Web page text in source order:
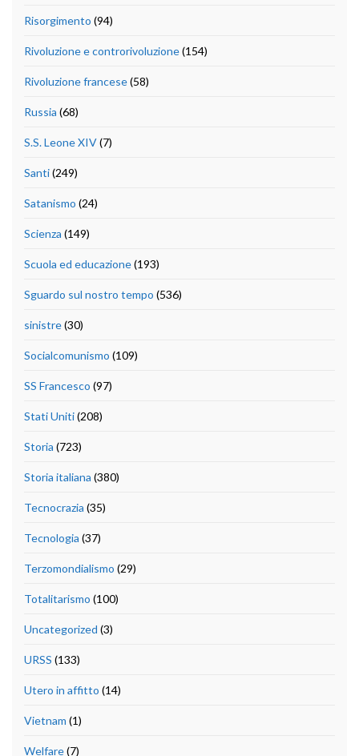
Risorgimento (94)
Rivoluzione e controrivoluzione(154)
Rivoluzione francese(58)
Russia (68)
S.S. Leone XIV(7)
Santi(249)
Satanismo (24)
Scienza (149)
Scuola ed educazione(193)
Sguardo sul nostro tempo (536)
sinistre(30)
Socialcomunismo (109)
SS Francesco (97)
Stati Uniti(208)
Storia (723)
Storia italiana (380)
Tecnocrazia (35)
Tecnologia (37)
Terzomondialismo (29)
Totalitarismo (100)
Uncategorized (3)
URSS (133)
Utero in affitto (14)
Vietnam (1)
Welfare(7)